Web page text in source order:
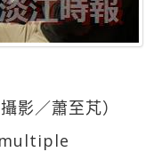
影／蕭至芃）